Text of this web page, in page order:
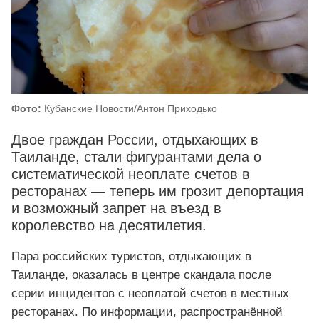
Фото: Кубанские Новости/Антон Приходько
Двое граждан России, отдыхающих в
Таиланде, стали фигурантами дела о
систематической неоплате счетов в
ресторанах — теперь им грозит депортация
и возможный запрет на въезд в
королевство на десятилетия.
Пара российских туристов, отдыхающих в
Таиланде, оказалась в центре скандала после
серии инцидентов с неоплатой счетов в местных
ресторанах. По информации, распространённой